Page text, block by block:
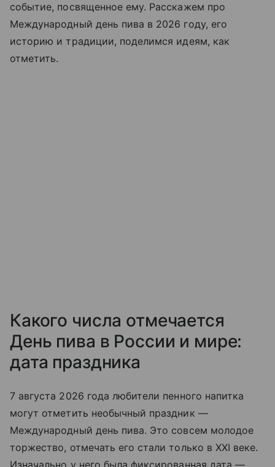
событие, посвященное ему. Расскажем про
Международный день пива в 2026 году, его
историю и традиции, поделимся идеям, как
отметить.
Какого числа отмечается
День пива в России и мире:
дата праздника
7 августа 2026 года любители пенного напитка
могут отметить необычный праздник —
Международный день пива. Это совсем молодое
торжество, отмечать его стали только в XXI веке.